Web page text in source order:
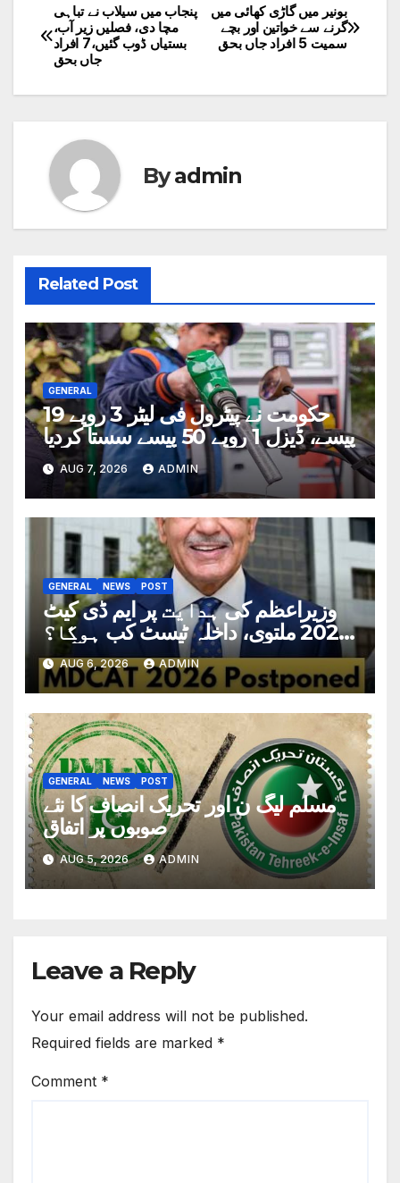
Post
navigation
بونیر میں گاڑی کھائی میں
گرنے سے خواتین اور بچے
سمیت 5 افراد جاں بحق
پنجاب میں سیلاب نے تباہی
مچا دی، فصلیں زیر آب،
بستیاں ڈوب گئیں،7 افراد
جاں بحق
Byadmin
Related Post
GENERAL
حکومت نے پیٹرول فی لیٹر 3 روپے 19
پیسے، ڈیزل 1 روپے 50 پیسے سستا کردیا
AUG 7, 2026 ADMIN
GENERAL NEWS POST
وزیراعظم کی ہدایت پر ایم ڈی کیٹ
2026 ملتوی، داخلہ ٹیسٹ کب ہوگا؟
تاریخ سامنے آگئی
AUG 6, 2026 ADMIN
GENERAL NEWS POST
مسلم لیگ ن اور تحریک انصاف کا نئے
صوبوں پر اتفاق
AUG 5, 2026 ADMIN
Leave a Reply
Your email address will not be published.
Required fields are marked *
Comment *